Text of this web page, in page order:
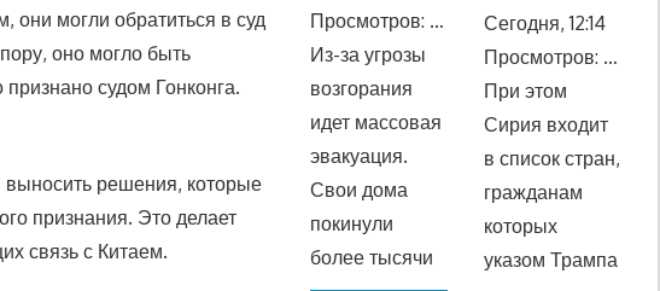
они могли обратиться в суд
оно могло быть
судом Гонконга.
выносить решения, которые
признания. Это делает
связь с Китаем.
Просмотров: …
Из-за угрозы
возгорания
идет массовая
эвакуация.
Свои дома
покинули
более тысячи
Сегодня, 12:14
Просмотров: …
При этом
Сирия входит
в список стран,
гражданам
которых
указом Трампа